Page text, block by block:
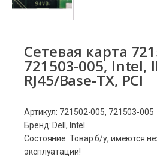
Сетевая карта
721503-005, Intel,
RJ45/Base-TX, PCI
Артикул: 721502-005, 721503-005
Бренд: Dell, Intel
Состояние: Товар б/у, имеются
эксплуатации!